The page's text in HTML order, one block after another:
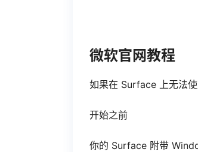
微软官网教程
如果在 Surface 上无法
开始之前
你的 Surface 附带